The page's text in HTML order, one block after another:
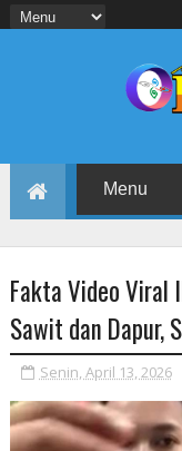
Fakta Video Viral
Sawit dan Dapur,
Senin, April 13, 2026